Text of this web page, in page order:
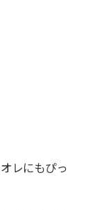
レにもぴっ